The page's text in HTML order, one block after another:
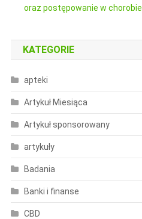
oraz postępowanie w chorobie
KATEGORIE
apteki
Artykuł Miesiąca
Artykuł sponsorowany
artykuły
Badania
Banki i finanse
CBD